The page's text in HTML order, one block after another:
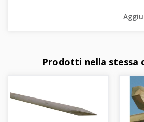
Prodotti nella stessa